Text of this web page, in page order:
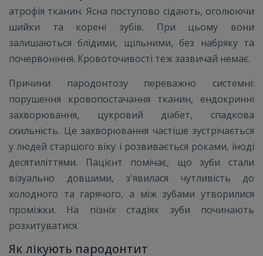
атрофія тканин. Ясна поступово сідають, оголюючи
шийки та корені зубів. При цьому вони
залишаються блідими, щільними, без набряку та
почервоніння. Кровоточивості теж зазвичай немає.
Причини пародонтозу переважно системні:
порушення кровопостачання тканин, ендокринні
захворювання, цукровий діабет, спадкова
схильність. Це захворювання частіше зустрічається
у людей старшого віку і розвивається роками, іноді
десятиліттями. Пацієнт помічає, що зуби стали
візуально довшими, з'явилася чутливість до
холодного та гарячого, а між зубами утворилися
проміжки. На пізніх стадіях зуби починають
розхитуватися.
Як лікують пародонтит